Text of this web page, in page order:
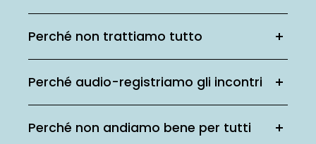
Perché non trattiamo tutto
Perché audio-registriamo gli incontri
Perché non andiamo bene per tutti